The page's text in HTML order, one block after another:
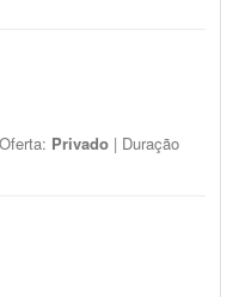
Privado | Duração